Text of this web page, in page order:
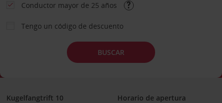
Conductor mayor de 25 años
Tengo un código de descuento
BUSCAR
Kugelfangtrift 10
Horario de apertura